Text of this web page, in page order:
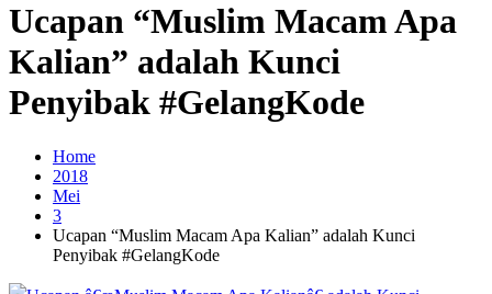
Ucapan “Muslim Macam Apa
Kalian” adalah Kunci
Penyibak #GelangKode
Home
2018
Mei
3
Ucapan “Muslim Macam Apa Kalian” adalah Kunci
Penyibak #GelangKode